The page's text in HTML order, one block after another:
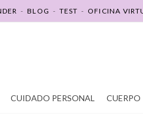
- BLOG - TEST - OFICINA
CUIDADO PERSONAL CUERPO